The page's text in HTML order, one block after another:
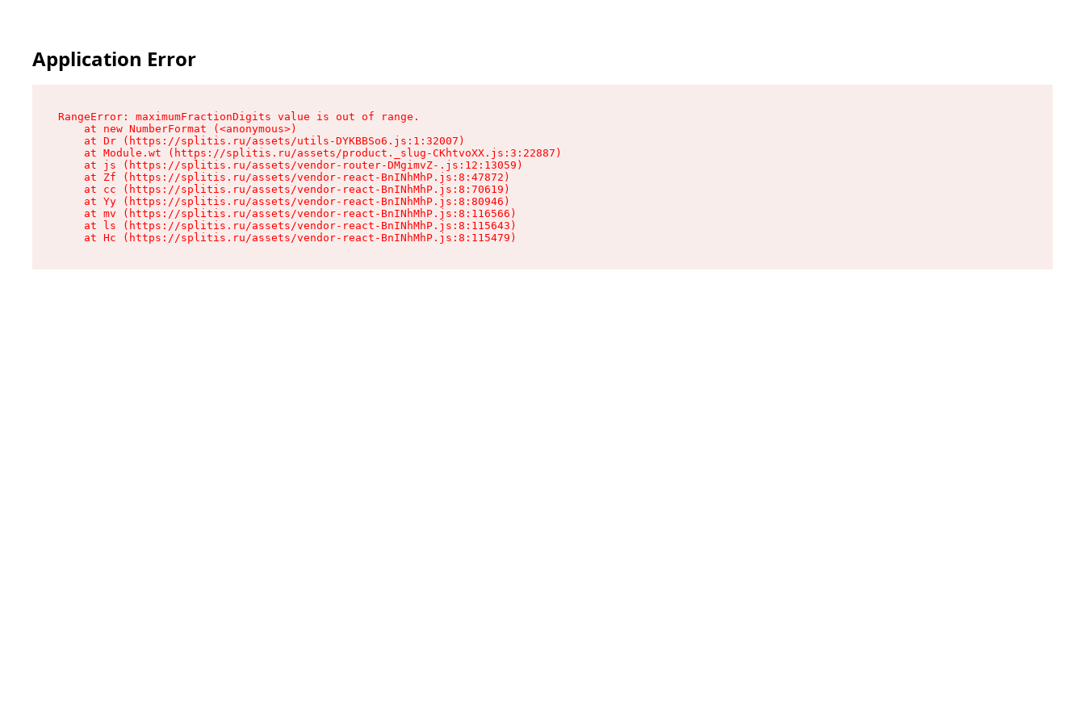
Application Error
RangeError: maximumFractionDigits value is out of range.
    at new NumberFormat (<anonymous>)
    at Dr (https://splitis.ru/assets/utils-DYKBBSo6.js:1:32007)
    at Module.wt (https://splitis.ru/assets/product._slug-CKhtvoXX.js:3:22887)
    at js (https://splitis.ru/assets/vendor-router-DMgimvZ-.js:12:13059)
    at Zf (https://splitis.ru/assets/vendor-react-BnINhMhP.js:8:47872)
    at cc (https://splitis.ru/assets/vendor-react-BnINhMhP.js:8:70619)
    at Yy (https://splitis.ru/assets/vendor-react-BnINhMhP.js:8:80946)
    at mv (https://splitis.ru/assets/vendor-react-BnINhMhP.js:8:116566)
    at ls (https://splitis.ru/assets/vendor-react-BnINhMhP.js:8:115643)
    at Hc (https://splitis.ru/assets/vendor-react-BnINhMhP.js:8:115479)